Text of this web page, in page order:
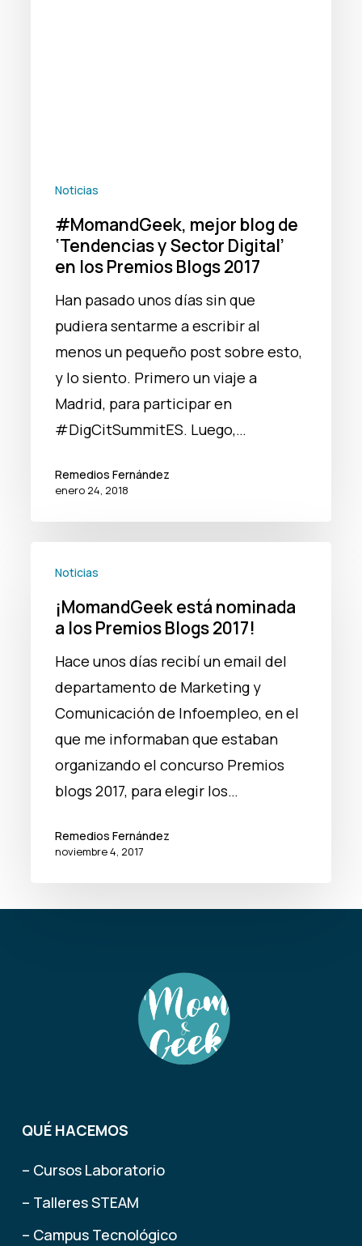
2017Noticias
#MomandGeek, mejor blog de
‘Tendencias y Sector Digital’
en los Premios Blogs 2017
Han pasado unos días sin que
pudiera sentarme a escribir al
menos un pequeño post sobre esto,
y lo siento. Primero un viaje a
Madrid, para participar en
#DigCitSummitES. Luego,…
Remedios Fernández
enero 24, 2018
está
nominada
Premios
Blogs
2017!
Noticias
¡MomandGeek está nominada
a los Premios Blogs 2017!
Hace unos días recibí un email del
departamento de Marketing y
Comunicación de Infoempleo, en el
que me informaban que estaban
organizando el concurso Premios
blogs 2017, para elegir los…
Remedios Fernández
noviembre 4, 2017
QUÉ HACEMOS
– Cursos Laboratorio
– Talleres STEAM
– Campus Tecnológico